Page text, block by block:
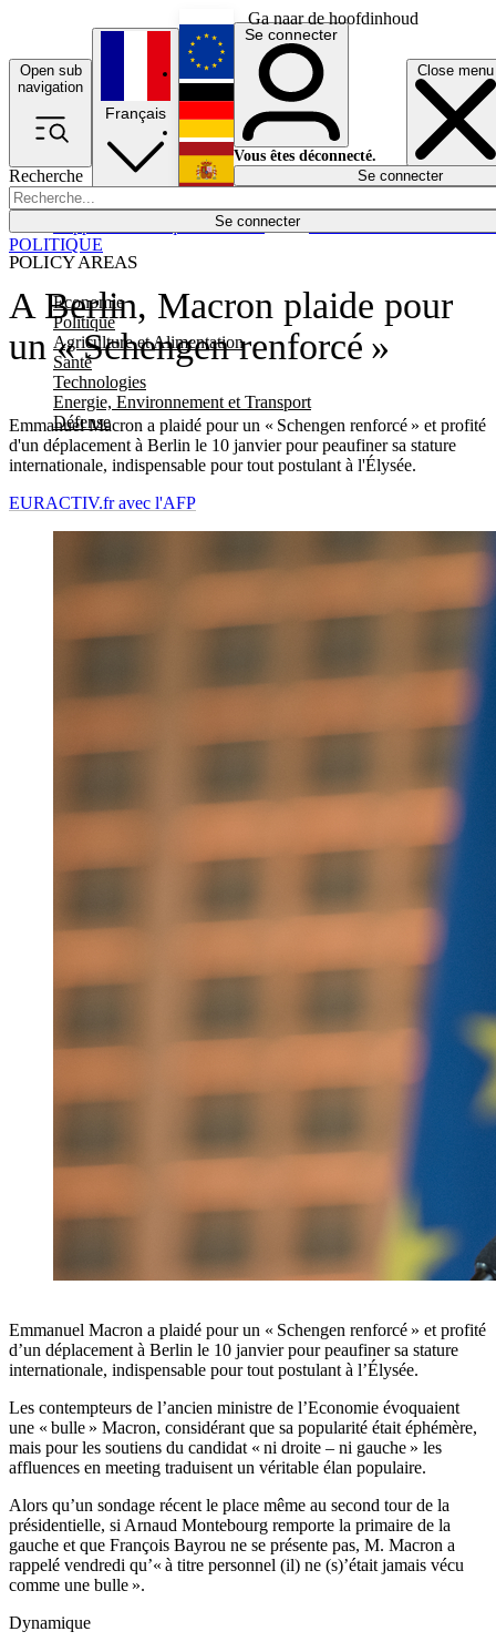
Ga naar de hoofdinhoud
Open sub
navigation
Close menu
Recherche
Se connecter
POLICY AREAS
Economie
Politique
Agriculture et Alimentation
Santé
Technologies
Energie, Environnement et Transport
Défense
Économie
Français
English
Deutsch
Español
Se connecter
Vous êtes déconnecté.
Se connecter
A Berlin, Macron plaide pour
un « Schengen renforcé »
Emmanuel Macron a plaidé pour un « Schengen renforcé » et profité
d'un déplacement à Berlin le 10 janvier pour peaufiner sa stature
internationale, indispensable pour tout postulant à l'Élysée.
POLITIQUE
EURACTIV.fr avec l'AFP
Emmanuel Macron a plaidé pour un « Schengen renforcé » et profité
d’un déplacement à Berlin le 10 janvier pour peaufiner sa stature
internationale, indispensable pour tout postulant à l’Élysée.
Les contempteurs de l’ancien ministre de l’Economie évoquaient
une « bulle » Macron, considérant que sa popularité était éphémère,
mais pour les soutiens du candidat « ni droite – ni gauche » les
affluences en meeting traduisent un véritable élan populaire.
Alors qu’un sondage récent le place même au second tour de la
présidentielle, si Arnaud Montebourg remporte la primaire de la
gauche et que François Bayrou ne se présente pas, M. Macron a
rappelé vendredi qu’« à titre personnel (il) ne (s)’était jamais vécu
comme une bulle ».
Dynamique